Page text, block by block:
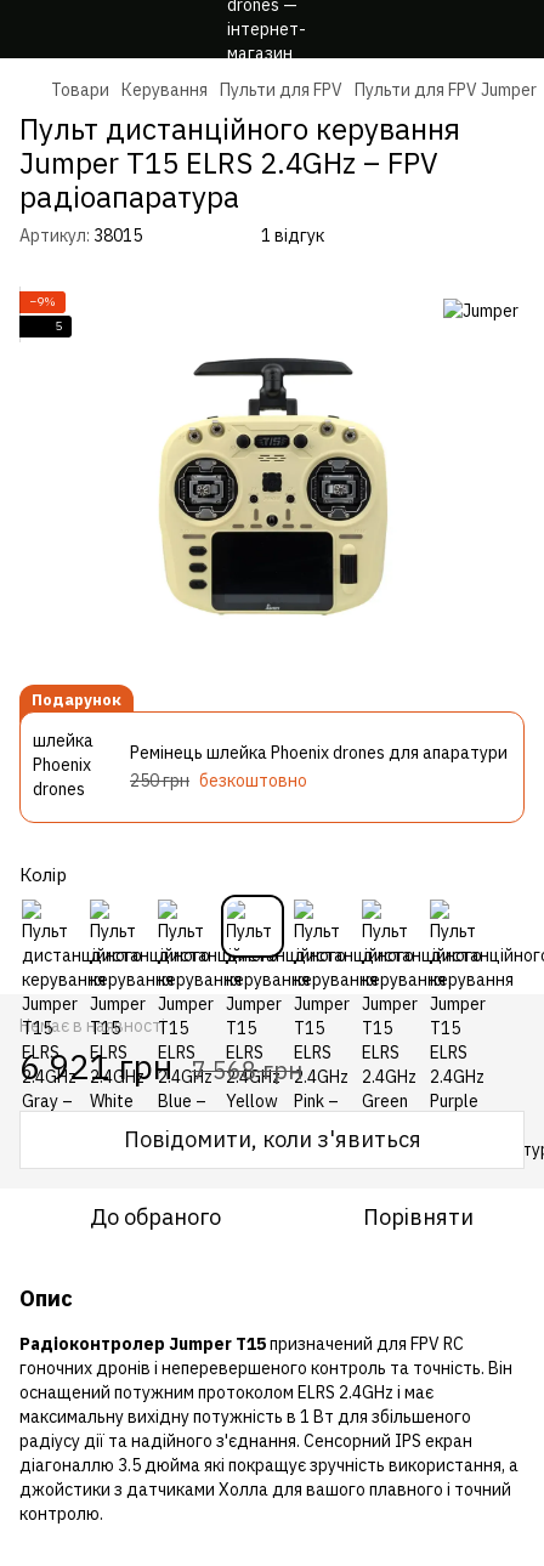
Товари Керування Пульти для FPV Пульти для FPV Jumper
Пульт дистанційного керування
Jumper T15 ELRS 2.4GHz – FPV
радіоапаратура
Артикул: 38015 1 відгук
−9%
5
Подарунок
Ремінець шлейка Phoenix drones для апаратури
250 грн безкоштовно
Колір
Немає в наявності
6 921 грн 7 568 грн
Повідомити, коли з'явиться
До обраного Порівняти
Опис
Радіоконтролер Jumper T15призначений для FPV RC
гоночних дронів і неперевершеного контроль та точність. Він
оснащений потужним протоколом ELRS 2.4GHz і має
максимальну вихідну потужність в 1 Вт для збільшеного
радіусу дії та надійного з'єднання. Сенсорний IPS екран
діагоналлю 3.5 дюйма які покращує зручність використання, а
джойстики з датчиками Холла для вашого плавного і точний
контролю.